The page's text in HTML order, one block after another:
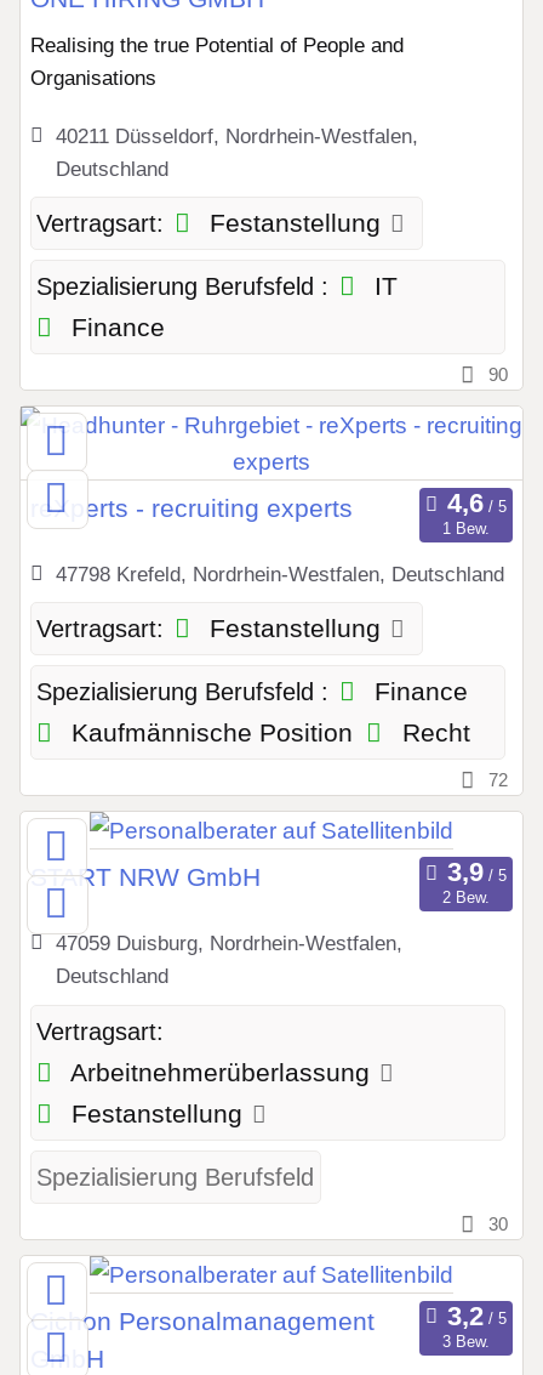
Realising the true Potential of People and
Organisations
40211 Düsseldorf, Nordrhein-Westfalen,
Deutschland
Vertragsart: Festanstellung
Spezialisierung Berufsfeld :
IT
Finance
90
reXperts - recruiting experts
1 Bew.
47798 Krefeld, Nordrhein-Westfalen, Deutschland
Vertragsart: Festanstellung
Spezialisierung Berufsfeld :
Finance
Kaufmännische Position
Recht
72
START NRW GmbH
2 Bew.
47059 Duisburg, Nordrhein-Westfalen,
Deutschland
Vertragsart:
Arbeitnehmerüberlassung
Festanstellung
Spezialisierung Berufsfeld
30
Cichon Personal­management
GmbH
3 Bew.